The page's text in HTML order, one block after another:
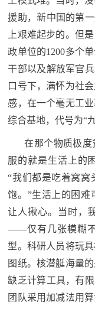
范
退
役
军
人
风
采
退
役
军
服
援助，新中国的第
上艰难起步的。但
政单位的1200多个
干部以及解放军官
口号下，满怀为社
感，在一个毫无工
综合基地，代号为“
在那个物质极
服的就是生活上的
“我们都是吃着窝窝
饱。”生活上的困难
让人揪心。当时，
——仅有几张模糊
型。科研人员将玩
图纸。核潜艇海量
缺乏计算工具，有
团队采用加减法用